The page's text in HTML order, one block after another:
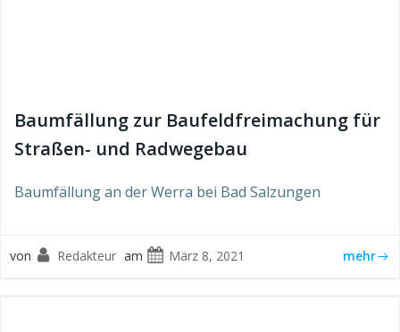
Baumfällung zur Baufeldfreimachung für
Straßen- und Radwegebau
Baumfällung an der Werra bei Bad Salzungen
von Redakteur am März 8, 2021 mehr